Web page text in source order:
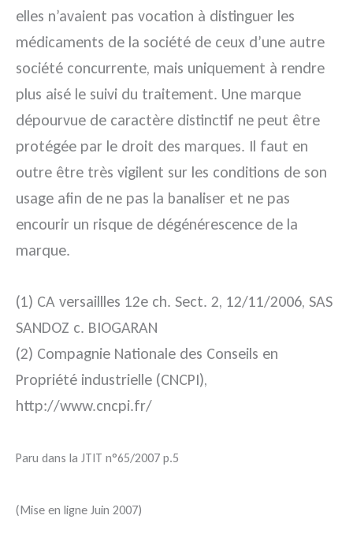
elles n’avaient pas vocation à distinguer les
médicaments de la société de ceux d’une autre
société concurrente, mais uniquement à rendre
plus aisé le suivi du traitement. Une marque
dépourvue de caractère distinctif ne peut être
protégée par le droit des marques. Il faut en
outre être très vigilent sur les conditions de son
usage afin de ne pas la banaliser et ne pas
encourir un risque de dégénérescence de la
marque.
(1) CA versaillles 12e ch. Sect. 2, 12/11/2006, SAS
SANDOZ c. BIOGARAN
(2) Compagnie Nationale des Conseils en
Propriété industrielle (CNCPI),
http://www.cncpi.fr/
Paru dans la JTIT n°65/2007 p.5
(Mise en ligne Juin 2007)